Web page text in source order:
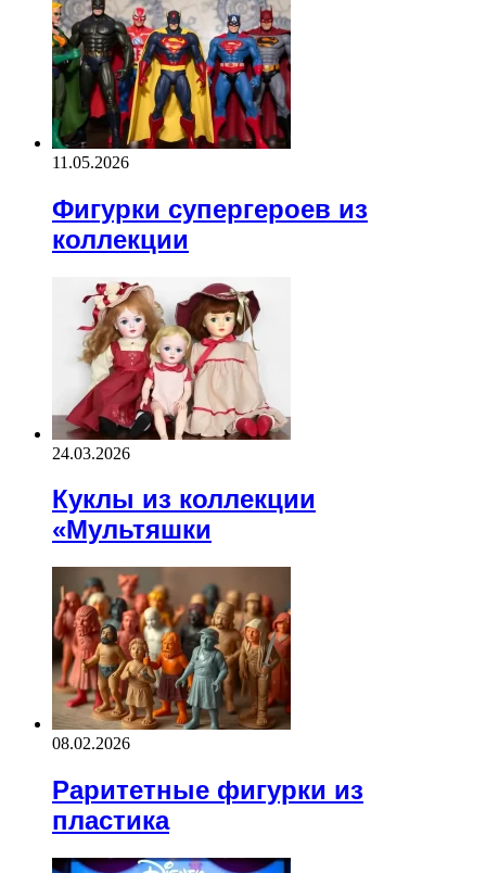
11.05.2026
Фигурки супергероев из
коллекции
24.03.2026
Куклы из коллекции
«Мультяшки
08.02.2026
Раритетные фигурки из
пластика